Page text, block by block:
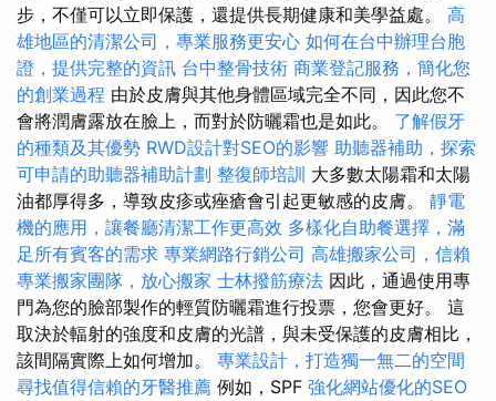
步，不僅可以立即保護，還提供長期健康和美學益處。 高
雄地區的清潔公司，專業服務更安心 如何在台中辦理台胞
證，提供完整的資訊 台中整骨技術 商業登記服務，簡化您
的創業過程 由於皮膚與其他身體區域完全不同，因此您不
會將潤膚露放在臉上，而對於防曬霜也是如此。 了解假牙
的種類及其優勢 RWD設計對SEO的影響 助聽器補助，探索
可申請的助聽器補助計劃 整復師培訓 大多數太陽霜和太陽
油都厚得多，導致皮疹或痤瘡會引起更敏感的皮膚。 靜電
機的應用，讓餐廳清潔工作更高效 多樣化自助餐選擇，滿
足所有賓客的需求 專業網路行銷公司 高雄搬家公司，信賴
專業搬家團隊，放心搬家 士林撥筋療法 因此，通過使用專
門為您的臉部製作的輕質防曬霜進行投票，您會更好。 這
取決於輻射的強度和皮膚的光譜，與未受保護的皮膚相比，
該間隔實際上如何增加。 專業設計，打造獨一無二的空間
尋找值得信賴的牙醫推薦 例如，SPF 強化網站優化的SEO